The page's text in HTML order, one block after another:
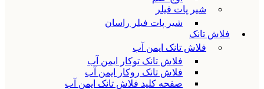
شیر پات فیلر
شیر پات فیلر راسان
فلاش تانک
فلاش تانک ایمن آب
فلاش تانک توکار ایمن آب
فلاش تانک روکار ایمن آب
صفحه کلید فلاش تانک ایمن آب